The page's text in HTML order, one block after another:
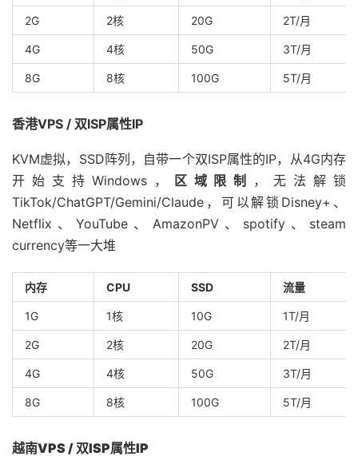
2G 2核 20G 2T/月
4G 4核 50G 3T/月
8G 8核 100G 5T/月
香港VPS / 双ISP属性IP
KVM虚拟，SSD阵列，自带一个双ISP属性的IP，从4G内存
开始支持Windows，
区域限制 ，无法解锁
TikTok/ChatGPT/Gemini/Claude，可以解锁Disney+、
Netflix、YouTube、AmazonPV、spotify、steam
currency等一大堆
内存 CPU SSD 流量
1G 1核 10G 1T/月
2G 2核 20G 2T/月
4G 4核 50G 3T/月
8G 8核 100G 5T/月
越南VPS / 双ISP属性IP